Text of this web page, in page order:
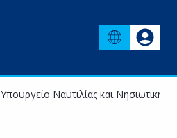
Υπουργείο Ναυτιλίας και Νησιωτικής